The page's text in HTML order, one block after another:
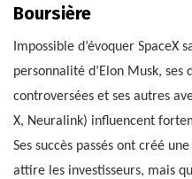
Boursière
Impossible d’évoquer SpaceX
personnalité d’Elon Musk, ses
controversées et ses autres
X, Neuralink) influencent
Ses succès passés ont créé
attire les investisseurs, mais